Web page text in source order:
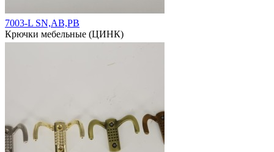
7003-L SN,AB,PB
Крючки мебельные (ЦИНК)